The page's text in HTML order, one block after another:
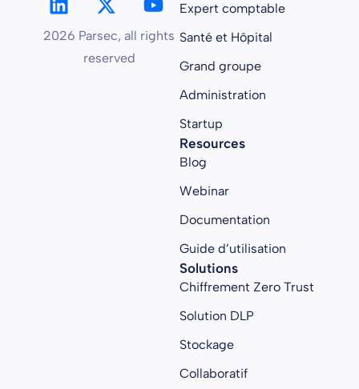
2026 Parsec, all rights
reserved
Expert comptable
Santé et Hôpital
Grand groupe
Administration
Startup
Resources
Blog
Webinar
Documentation
Guide d’utilisation
Solutions
Chiffrement Zero Trust
Solution DLP
Stockage
Collaboratif